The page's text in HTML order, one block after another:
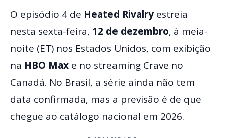
O episódio 4 de Heated Rivalry estreia
nesta sexta-feira, 12 de dezembro, à meia-
noite (ET) nos Estados Unidos, com exibição
na HBO Max e no streaming Crave no
Canadá. No Brasil, a série ainda não tem
data confirmada, mas a previsão é de que
chegue ao catálogo nacional em 2026.